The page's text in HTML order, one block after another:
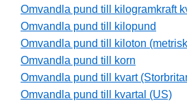
Omvandla pund till kilogramkraft
Omvandla pund till kilopund
Omvandla pund till kiloton
Omvandla pund till korn
Omvandla pund till kvart
Omvandla pund till kvartal (US)